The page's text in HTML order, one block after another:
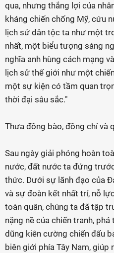
qua, nhưng thắng lợi của
kháng chiến chống Mỹ, cứu
lịch sử dân tộc ta như một
nhất, một biểu tượng sáng
nghĩa anh hùng cách mạng
lịch sử thế giới như một
một sự kiện có tầm quan
thời đại sâu sắc."
Thưa đồng bào, đồng chí và
Sau ngày giải phóng hoàn
nước, đất nước ta đứng
thức. Dưới sự lãnh đạo của
và sự đoàn kết nhất trí, nỗ
toàn quân, chúng ta đã tập
nặng nề của chiến tranh, phá
dũng kiên cường chiến đấu
biên giới phía Tây Nam, giúp